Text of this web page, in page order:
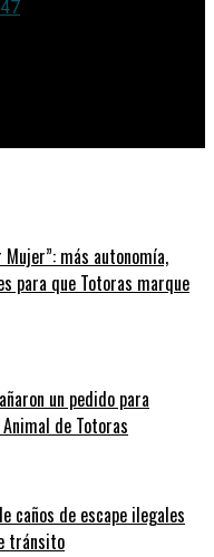
más autonomía,
para que Totoras marque
un pedido para
de Totoras
caños de escape ilegales
tránsito